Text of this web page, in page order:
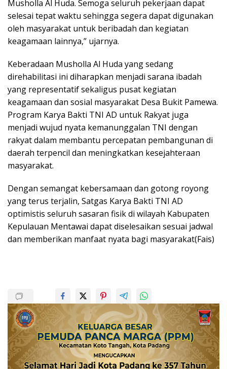
Musholla Al Huda. Semoga seluruh pekerjaan dapat
selesai tepat waktu sehingga segera dapat digunakan
oleh masyarakat untuk beribadah dan kegiatan
keagamaan lainnya,” ujarnya.
Keberadaan Musholla Al Huda yang sedang
direhabilitasi ini diharapkan menjadi sarana ibadah
yang representatif sekaligus pusat kegiatan
keagamaan dan sosial masyarakat Desa Bukit Pamewa.
Program Karya Bakti TNI AD untuk Rakyat juga
menjadi wujud nyata kemanunggalan TNI dengan
rakyat dalam membantu percepatan pembangunan di
daerah terpencil dan meningkatkan kesejahteraan
masyarakat.
Dengan semangat kebersamaan dan gotong royong
yang terus terjalin, Satgas Karya Bakti TNI AD
optimistis seluruh sasaran fisik di wilayah Kabupaten
Kepulauan Mentawai dapat diselesaikan sesuai jadwal
dan memberikan manfaat nyata bagi masyarakat(Fais)